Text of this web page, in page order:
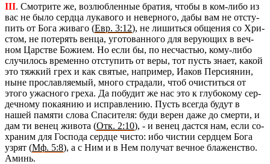
III. Смот­ри­те же, воз­люб­лен­ные бра­тия, чтобы в ком-либо из
вас не было серд­ца лу­ка­во­го и невер­но­го, дабы вам не от­сту­
пить от Бога жи­ва­го (Евр. 3:12), не ли­шить­ся об­ще­ния со Хри­
стом, не по­те­рять венца, уго­то­ван­но­го для ве­ру­ю­щих в веч­
ном Цар­стве Бо­жи­ем. Но если бы, по несча­стью, кому-либо
слу­чи­лось вре­мен­но от­сту­пить от веры, тот пусть знает, какой
это тяж­кий грех и как свя­тые, на­при­мер, Иаков Пер­си­я­нин,
ныне про­слав­ля­е­мый, много стра­да­ли, чтоб очи­стить­ся от
этого ужас­но­го греха. Да по­бу­дит же нас это к глу­бо­ко­му сер­
деч­но­му по­ка­я­нию и ис­прав­ле­нию. Пусть все­гда будут в
нашей па­мя­ти слова Спа­си­те­ля: буди верен даже до смер­ти, и
дам ти венец жи­во­та (Отк. 2:10), - и венец даст­ся нам, если со­
хра­ним для Гос­по­да серд­це чисто: ибо чи­стии серд­цем Бога
узрят (Мф. 5:8), а с Ним и в Нем по­лу­чат веч­ное бла­жен­ство.
Аминь.